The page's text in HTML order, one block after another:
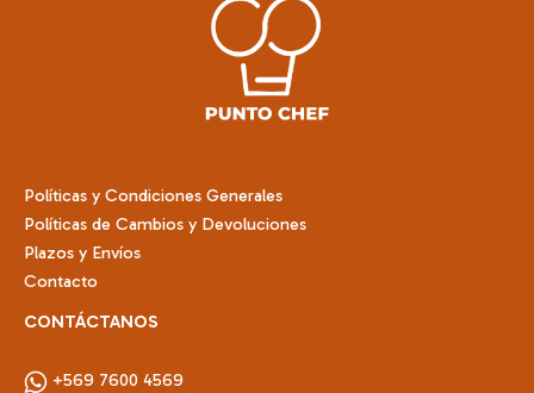
Políticas y Condiciones Generales
Políticas de Cambios y Devoluciones
Plazos y Envíos
Contacto
CONTÁCTANOS
+569 7600 4569